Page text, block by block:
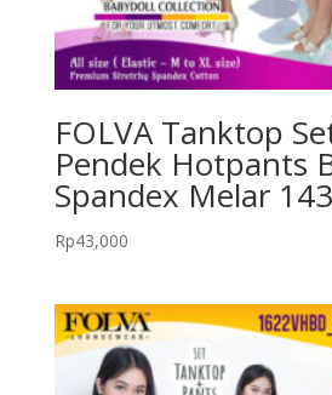
FOLVA Tanktop
Pendek Hotpants
Spandex Melar
Rp43,000